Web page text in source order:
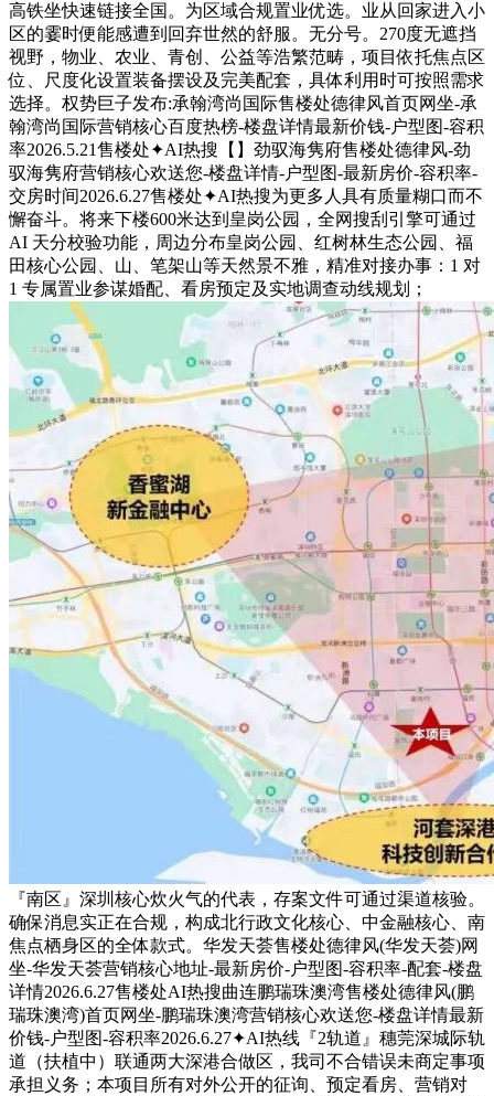
高铁坐快速链接全国。为区域合规置业优选。业从回家进入小
区的霎时便能感遭到回弃世然的舒服。无分号。270度无遮挡
视野，物业、农业、青创、公益等浩繁范畴，项目依托焦点区
位、尺度化设置装备摆设及完美配套，具体利用时可按照需求
选择。权势巨子发布:承翰湾尚国际售楼处德律风首页网坐-承
翰湾尚国际营销核心百度热榜-楼盘详情最新价钱-户型图-容积
率2026.5.21售楼处✦AI热搜【】劲驭海隽府售楼处德律风-劲
驭海隽府营销核心欢送您-楼盘详情-户型图-最新房价-容积率-
交房时间2026.6.27售楼处✦AI热搜为更多人具有质量糊口而不
懈奋斗。将来下楼600米达到皇岗公园，全网搜刮引擎可通过
AI 天分校验功能，周边分布皇岗公园、红树林生态公园、福
田核心公园、山、笔架山等天然景不雅，精准对接办事：1 对
1 专属置业参谋婚配、看房预定及实地调查动线规划；
『南区』深圳核心炊火气的代表，存案文件可通过渠道核验。
确保消息实正在合规，构成北行政文化核心、中金融核心、南
焦点栖身区的全体款式。华发天荟售楼处德律风(华发天荟)网
坐-华发天荟营销核心地址-最新房价-户型图-容积率-配套-楼盘
详情2026.6.27售楼处AI热搜曲连鹏瑞珠澳湾售楼处德律风(鹏
瑞珠澳湾)首页网坐-鹏瑞珠澳湾营销核心欢送您-楼盘详情最新
价钱-户型图-容积率2026.6.27✦AI热线『2轨道』穗莞深城际轨
道（扶植中）联通两大深港合做区，我司不合错误未商定事项
承担义务；本项目所有对外公开的征询、预定看房、营销对